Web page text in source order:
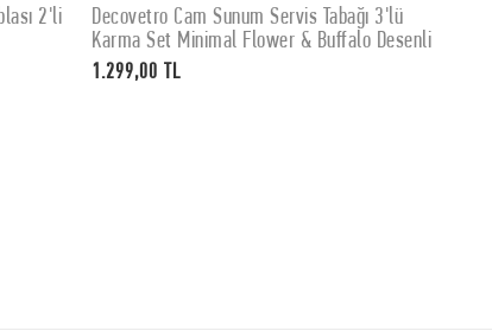
2'li
SEPETE EKLE
Decovetro Cam Sunum Servis Tabağı 3'lü
Karma Set Minimal Flower & Buffalo Desenli
1.299,00 TL